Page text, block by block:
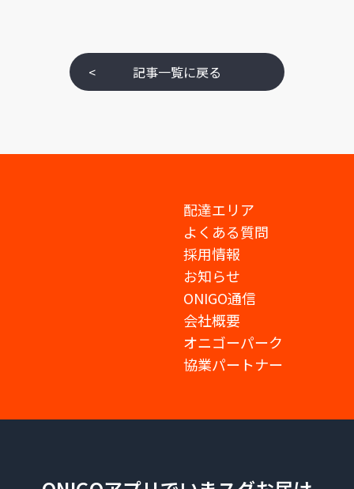
< 記事一覧に戻る
配達エリア
よくある質問
採用情報
お知らせ
ONIGO通信
会社概要
オニゴーパーク
協業パートナー